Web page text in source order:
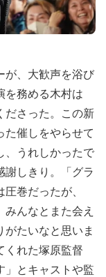
が、大歓声を浴び
を務める木村は
ださった。この新
た催しをやらせて
、うれしかったで
謝しきり。「グラ
巻だったが、
みんなとまた会え
がたいなと思いま
くれた塚原監督
」とキャストや監